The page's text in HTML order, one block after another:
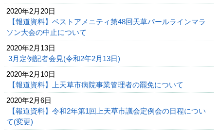
2020年2月20日
【報道資料】ベストアメニティ第48回天草パールラインマラ
ソン大会の中止について
2020年2月13日
3月定例記者会見(令和2年2月13日)
2020年2月10日
【報道資料】上天草市病院事業管理者の罷免について
2020年2月6日
【報道資料】令和2年第1回上天草市議会定例会の日程につい
て(変更)